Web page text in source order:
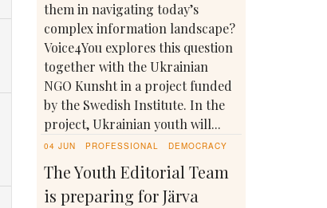
them in navigating today’s
complex information landscape?
Voice4You explores this question
together with the Ukrainian
NGO Kunsht in a project funded
by the Swedish Institute. In the
project, Ukrainian youth will...
04 JUN PROFESSIONAL DEMOCRACY
The Youth Editorial Team
is preparing for Järva